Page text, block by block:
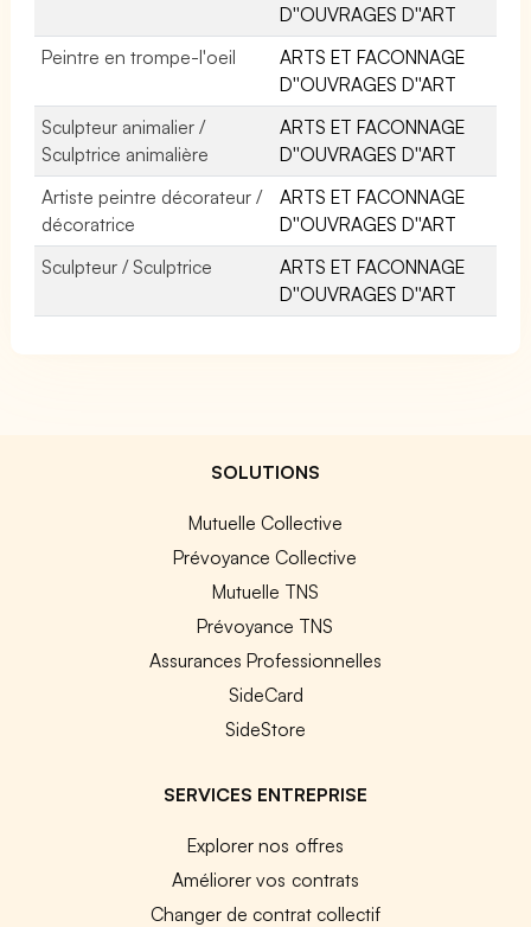
D''OUVRAGES D''ART
Peintre en trompe-l'oeil
ARTS ET FACONNAGE
D''OUVRAGES D''ART
Sculpteur animalier /
Sculptrice animalière
ARTS ET FACONNAGE
D''OUVRAGES D''ART
Artiste peintre décorateur /
décoratrice
ARTS ET FACONNAGE
D''OUVRAGES D''ART
Sculpteur / Sculptrice
ARTS ET FACONNAGE
D''OUVRAGES D''ART
SOLUTIONS
Mutuelle Collective
Prévoyance Collective
Mutuelle TNS
Prévoyance TNS
Assurances Professionnelles
SideCard
SideStore
SERVICES ENTREPRISE
Explorer nos offres
Améliorer vos contrats
Changer de contrat collectif